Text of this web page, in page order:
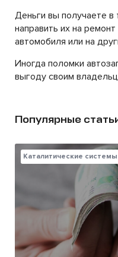
Деньги вы получаете
направить их на
автомобиля или на
Иногда поломки
выгоду своим
Популярные
Каталитические системы